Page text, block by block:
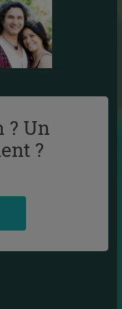
? Un
?